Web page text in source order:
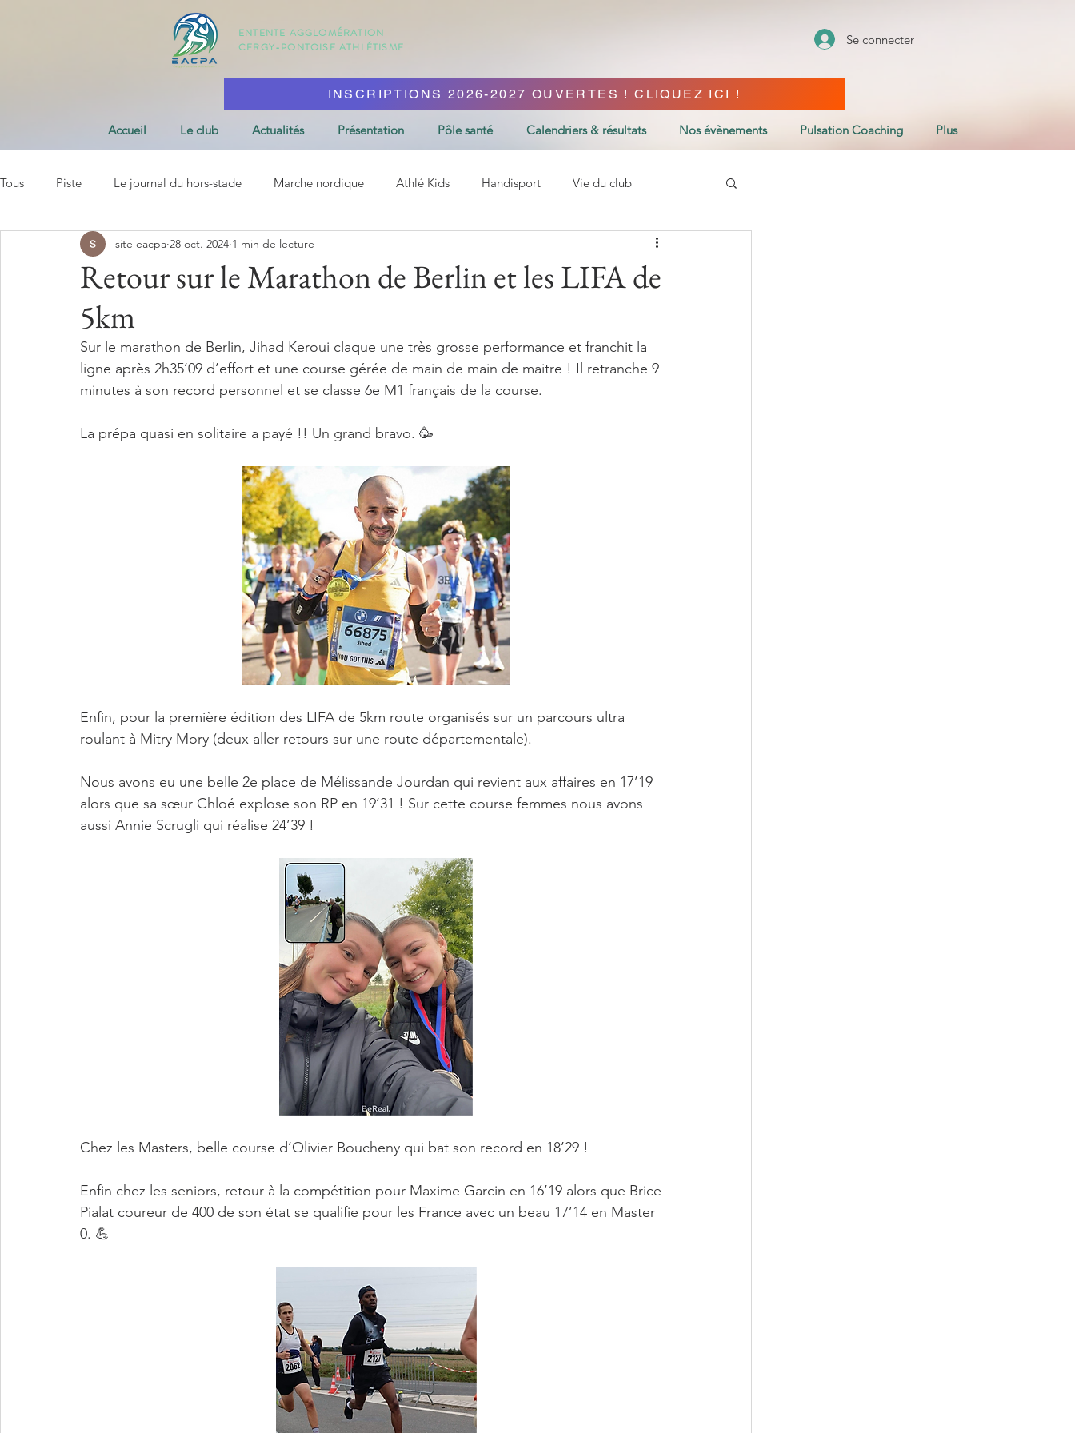
ENTENTE AGGLOMÉRATION
CERGY-PONTOISE ATHLÉTISME
Se connecter
INSCRIPTIONS 2026-2027 OUVERTES ! CLIQUEZ ICI !
Accueil Le club Actualités Présentation Pôle santé Calendriers & résultats Nos évènements Pulsation Coaching Plus
Tous Piste Le journal du hors-stade Marche nordique Athlé Kids Handisport Vie du club
Retour sur le Marathon de Berlin et les LIFA de
5km
site eacpa 28 oct. 2024 1 min de lecture
Sur le marathon de Berlin, Jihad Keroui claque une très grosse performance et franchit la
ligne après 2h35’09 d’effort et une course gérée de main de main de maitre ! Il retranche 9
minutes à son record personnel et se classe 6e M1 français de la course.
La prépa quasi en solitaire a payé !! Un grand bravo. 🥳
Enfin, pour la première édition des LIFA de 5km route organisés sur un parcours ultra
roulant à Mitry Mory (deux aller-retours sur une route départementale).
Nous avons eu une belle 2e place de Mélissande Jourdan qui revient aux affaires en 17’19
alors que sa sœur Chloé explose son RP en 19’31 ! Sur cette course femmes nous avons
aussi Annie Scrugli qui réalise 24’39 !
Chez les Masters, belle course d’Olivier Boucheny qui bat son record en 18’29 !
Enfin chez les seniors, retour à la compétition pour Maxime Garcin en 16’19 alors que Brice
Pialat coureur de 400 de son état se qualifie pour les France avec un beau 17’14 en Master
0. 💪